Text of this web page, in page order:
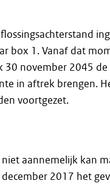
box 1. Vanaf dat
november 2045 de
in aftrek brengen.
voortgezet.
aannemelijk kan
2017 het